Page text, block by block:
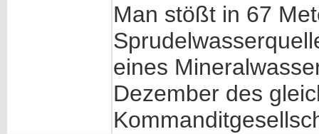
Man stößt in 67
eines
Dezember des